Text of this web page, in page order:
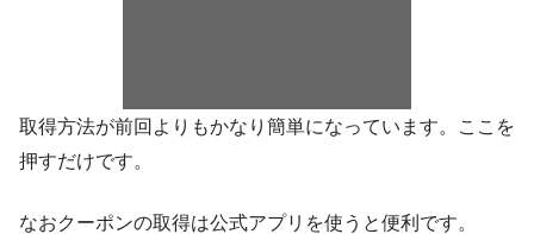
取得方法が前回よりもかなり簡単になっています。ここを
押すだけです。
なおクーポンの取得は公式アプリを使うと便利です。